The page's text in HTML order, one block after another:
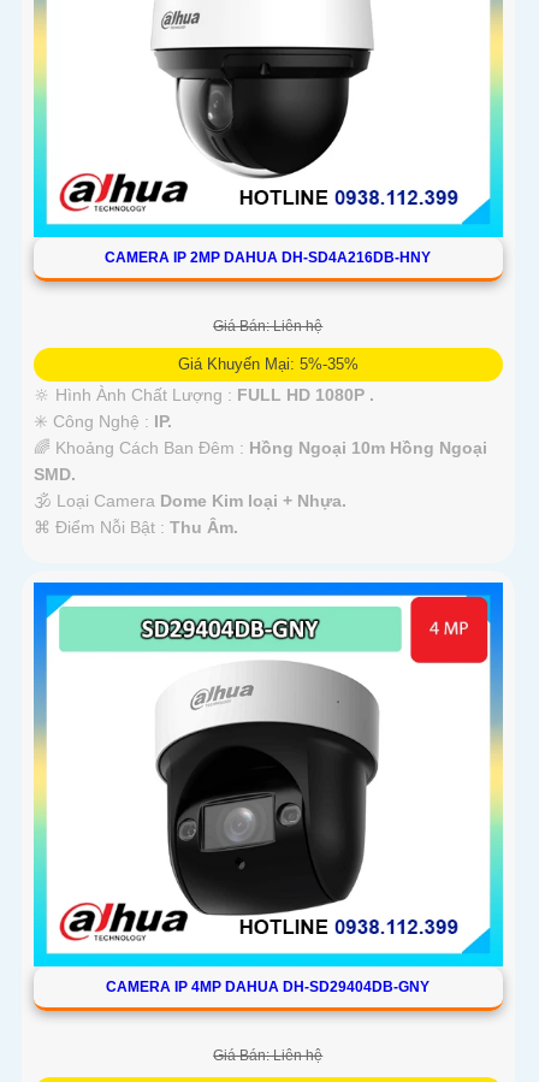
CAMERA IP 2MP DAHUA DH-SD4A216DB-HNY
Giá Bán: Liên hệ
Giá Khuyến Mại: 5%-35%
🔆 Hình Ành Chất Lượng : FULL HD 1080P .
✳️ Công Nghệ : IP.
🌈 Khoảng Cách Ban Đêm : Hồng Ngoại 10m Hồng Ngoại
SMD.
🕉️ Loại Camera Dome Kim loại + Nhựa.
️⌘ Điểm Nỗi Bật : Thu Âm.
CAMERA IP 4MP DAHUA DH-SD29404DB-GNY
Giá Bán: Liên hệ